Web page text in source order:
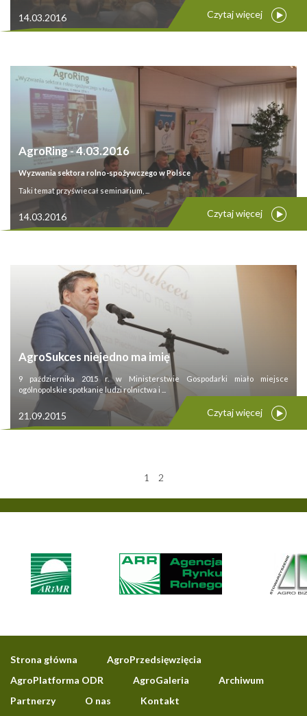
14.03.2016 Czytaj więcej
AgroRing - 4.03.2016
Wyzwania sektora rolno-spożywczego w Polsce
Taki temat przyświecał seminarium, ...
14.03.2016 Czytaj więcej
AgroSukces niejedno ma imię
9 października 2015 r. w Ministerstwie Gospodarki miało miejsce
ogólnopolskie spotkanie ludzi rolnictwa i ...
21.09.2015 Czytaj więcej
1 2
Strona główna
AgroPrzedsięwzięcia
AgroPlatforma ODR
AgroGaleria
Archiwum
Partnerzy
O nas Kontakt